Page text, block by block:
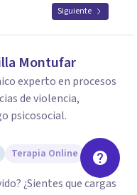
Siguiente
Montufar
experto en procesos
de violencia,
psicosocial.
Terapia Online
¿Sientes que cargas